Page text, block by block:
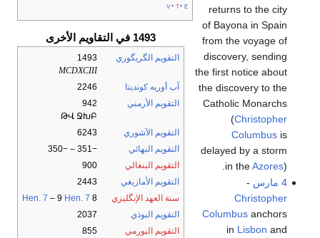
v t e
1493 في التقاويم الأخرى
التقويم الگريگوري
1493
MCDXCIII
آب أوربه كونديتا
2246
التقويم الأرمني
942
ԹՎ ՋԽԲ
التقويم الآشوري
6243
التقويم البهائي
−351 – −350
التقويم البنغالي
900
التقويم الأمازيغي
2443
سنة العهد الإنگليزي
8
Hen. 7 – 9 Hen. 7
التقويم البوذي
2037
التقويم البورمي
855
returns to the city
of Bayona in Spain
from the voyage of
discovery, sending
the first notice about
the discovery to the
Catholic Monarchs
(Christopher
Columbusis
delayed by a storm
in theAzores).
4 مارس
-
Christopher
Columbusanchors
in Lisbon and